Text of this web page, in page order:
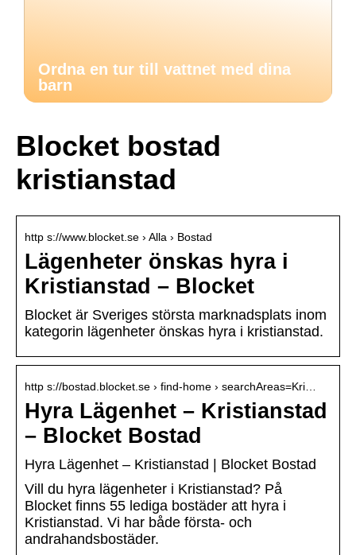
Ordna en tur till vattnet med dina
barn
Blocket bostad
kristianstad
http s://www.blocket.se › Alla › Bostad
Lägenheter önskas hyra i
Kristianstad – Blocket
Blocket är Sveriges största marknadsplats inom
kategorin lägenheter önskas hyra i kristianstad.
http s://bostad.blocket.se › find-home › searchAreas=Kri…
Hyra Lägenhet – Kristianstad
– Blocket Bostad
Hyra Lägenhet – Kristianstad | Blocket Bostad
Vill du hyra lägenheter i Kristianstad? På
Blocket finns 55 lediga bostäder att hyra i
Kristianstad. Vi har både första- och
andrahandsbostäder.